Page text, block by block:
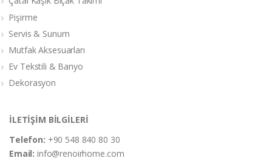
Pişirme
Servis & Sunum
Mutfak Aksesuarları
Ev Tekstili & Banyo
Dekorasyon
İLETİŞİM BİLGİLERİ
Telefon: +90 548 840 80 30
Email:info@renoirhome.com